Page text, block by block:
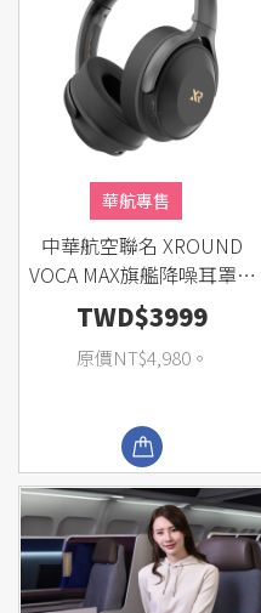
華航專售
中華航空聯名 XROUND
VOCA MAX旗艦降噪耳罩耳
機
TWD$3999
原價NT$4,980。